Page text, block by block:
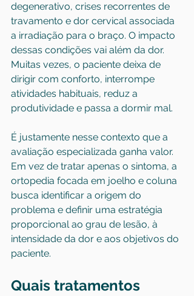
degenerativo, crises recorrentes de
travamento e dor cervical associada
a irradiação para o braço. O impacto
dessas condições vai além da dor.
Muitas vezes, o paciente deixa de
dirigir com conforto, interrompe
atividades habituais, reduz a
produtividade e passa a dormir mal.
É justamente nesse contexto que a
avaliação especializada ganha valor.
Em vez de tratar apenas o sintoma, a
ortopedia focada em joelho e coluna
busca identificar a origem do
problema e definir uma estratégia
proporcional ao grau de lesão, à
intensidade da dor e aos objetivos do
paciente.
Quais tratamentos